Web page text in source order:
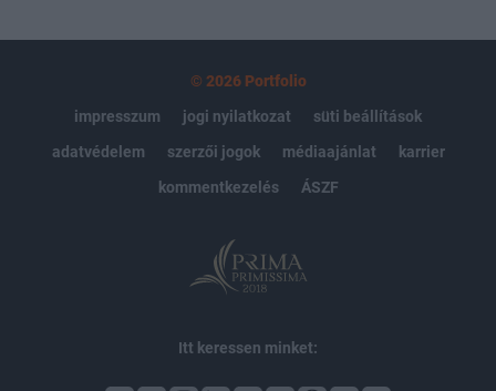
© 2026 Portfolio
impresszum
jogi nyilatkozat
süti beállítások
adatvédelem
szerzői jogok médiaajánlat
karrier
kommentkezelés
ÁSZF
Itt keressen minket: